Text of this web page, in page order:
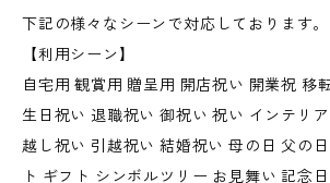
下記の様々なシーンで対応しております。
【利用シーン】
自宅用 観賞用 贈呈用 開店祝い 開業祝 移
生日祝い 退職祝い 御祝い 祝い インテリア
越し祝い 引越祝い 結婚祝い 母の日 父の
ト ギフト シンボルツリー お見舞い 記念